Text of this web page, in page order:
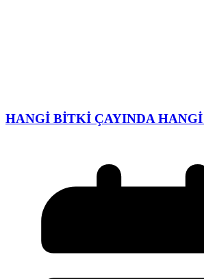
HANGİ BİTKİ ÇAYINDA HANGİ